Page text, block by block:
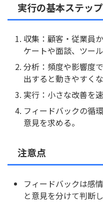
実行の基本ステップ
収集：顧客・従業員
ケートや面談、ツー
分析：頻度や影響度
出すると動きやすくな
実行：小さな改善を
フィードバックの循
意見を求める。
注意点
フィードバックは感
と意見を分けて判断し